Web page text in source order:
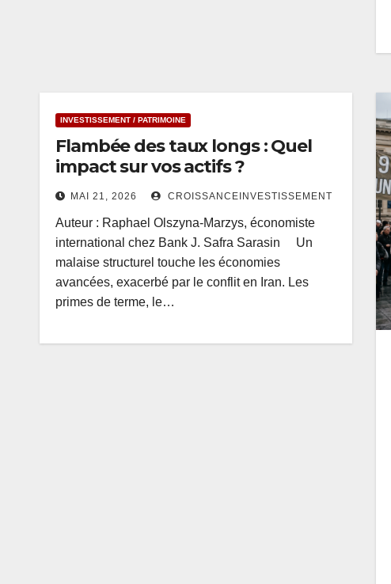
INVESTISSEMENT / PATRIMOINE
Flambée des taux longs : Quel
impact sur vos actifs ?
MAI 21, 2026 CROISSANCEINVESTISSEMENT
Auteur : Raphael Olszyna-Marzys, économiste
international chez Bank J. Safra Sarasin Un
malaise structurel touche les économies
avancées, exacerbé par le conflit en Iran. Les
primes de terme, le…